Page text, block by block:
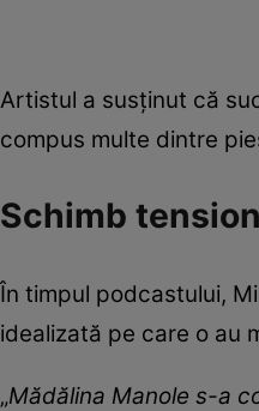
Artistul a susținut că
compus multe dintre
Schimb
În timpul podcastului,
idealizată pe care o au
„Mădălina Manole s-a